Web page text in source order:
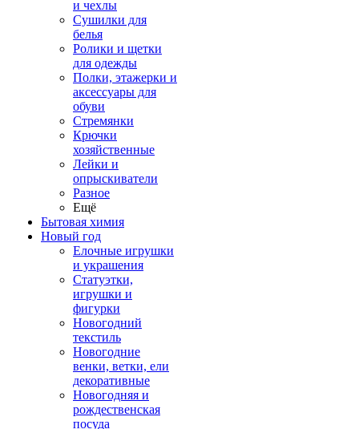
и чехлы
Сушилки для
белья
Ролики и щетки
для одежды
Полки, этажерки и
аксессуары для
обуви
Стремянки
Крючки
хозяйственные
Лейки и
опрыскиватели
Разное
Ещё
Бытовая химия
Новый год
Елочные игрушки
и украшения
Статуэтки,
игрушки и
фигурки
Новогодний
текстиль
Новогодние
венки, ветки, ели
декоративные
Новогодняя и
рождественская
посуда